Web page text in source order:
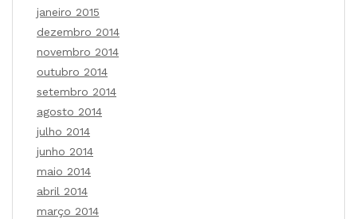
janeiro 2015
dezembro 2014
novembro 2014
outubro 2014
setembro 2014
agosto 2014
julho 2014
junho 2014
maio 2014
abril 2014
março 2014